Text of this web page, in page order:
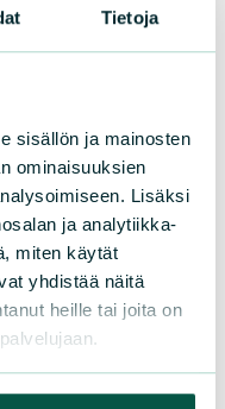
Tietoja
sisällön ja mainosten
ominaisuuksien
Lisäksi
ja analytiikka-
miten käytät
yhdistää näitä
heille tai joita on
ry.